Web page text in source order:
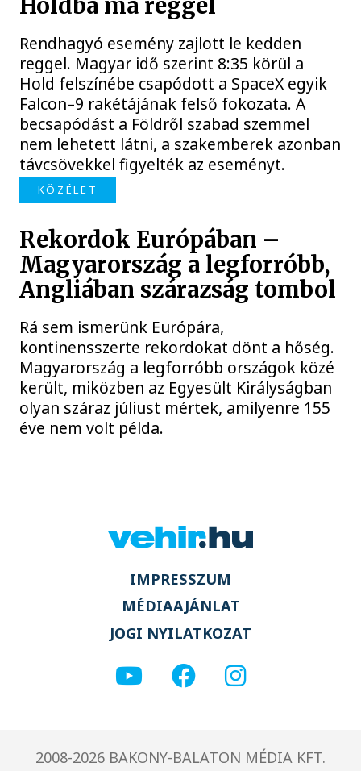
Holdba ma reggel
Rendhagyó esemény zajlott le kedden
reggel. Magyar idő szerint 8:35 körül a
Hold felszínébe csapódott a SpaceX egyik
Falcon–9 rakétájának felső fokozata. A
becsapódást a Földről szabad szemmel
nem lehetett látni, a szakemberek azonban
távcsövekkel figyelték az eseményt.
KÖZÉLET
Rekordok Európában –
Magyarország a legforróbb,
Angliában szárazság tombol
Rá sem ismerünk Európára,
kontinensszerte rekordokat dönt a hőség.
Magyarország a legforróbb országok közé
került, miközben az Egyesült Királyságban
olyan száraz júliust mértek, amilyenre 155
éve nem volt példa.
IMPRESSZUM
MÉDIAAJÁNLAT
JOGI NYILATKOZAT
2008-2026 BAKONY-BALATON MÉDIA KFT.